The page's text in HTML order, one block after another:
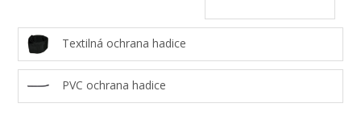
Textilná ochrana hadice
PVC ochrana hadice